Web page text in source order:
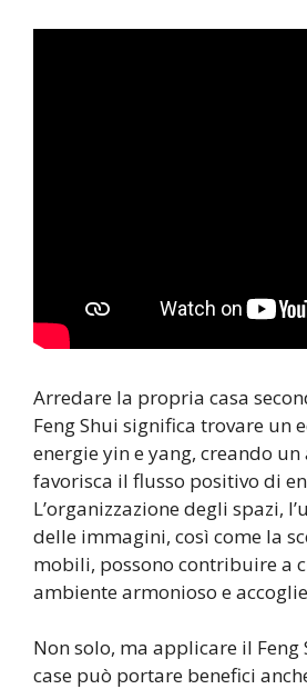
Arredare la propria casa
Feng Shui significa trovare un
energie yin e yang, creando
favorisca il flusso positivo di
L’organizzazione degli spazi,
delle immagini, così come la
mobili, possono contribuire a
ambiente armonioso e
Non solo, ma applicare il
case può portare benefici